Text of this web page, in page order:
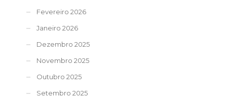
Fevereiro 2026
Janeiro 2026
Dezembro 2025
Novembro 2025
Outubro 2025
Setembro 2025